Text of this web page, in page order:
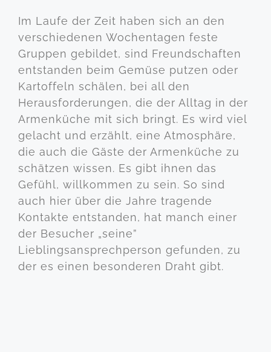
Im Laufe der Zeit haben sich an den
verschiedenen Wochentagen feste
Gruppen gebildet, sind Freundschaften
entstanden beim Gemüse putzen oder
Kartoffeln schälen, bei all den
Herausforderungen, die der Alltag in der
Armenküche mit sich bringt. Es wird viel
gelacht und erzählt, eine Atmosphäre,
die auch die Gäste der Armenküche zu
schätzen wissen. Es gibt ihnen das
Gefühl, willkommen zu sein. So sind
auch hier über die Jahre tragende
Kontakte entstanden, hat manch einer
der Besucher „seine”
Lieblingsansprechperson gefunden, zu
der es einen besonderen Draht gibt.